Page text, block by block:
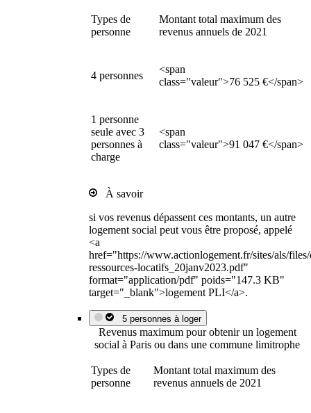
Types de
personne
Montant total maximum des
revenus annuels de 2021
4 personnes
<span
class="valeur">76 525 €</span>
1 personne
seule avec 3
personnes à
charge
<span
class="valeur">91 047 €</span>
À savoir
si vos revenus dépassent ces montants, un autre
logement social peut vous être proposé, appelé
<a
href="https://www.actionlogement.fr/sites/als/
ressources-locatifs_20janv2023.pdf"
format="application/pdf" poids="147.3 KB"
target="_blank">logement PLI</a>.
5 personnes à loger
Revenus maximum pour obtenir un logement
social à Paris ou dans une commune limitrophe
Types de
personne
Montant total maximum des
revenus annuels de 2021